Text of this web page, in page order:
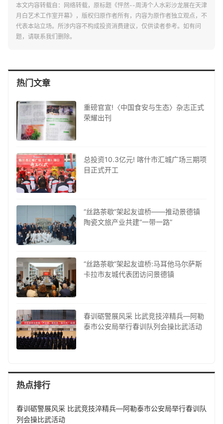
本文内容转载自：网络转载，原标题《怦然--周涛个人水彩沙龙展在天津
月白艺术工作室开幕》，版权归原作者所有，内容为原作者独立观点，不
代表本站立场。所涉内容不构成投资消费建议，仅供读者参考。如有问
题，请联系我们删除。
热门文章
重磅官宣!〈中国食安与生态〉杂志正式
荣耀出刊
总投资10.3亿元! 喀什市汇城广场三期项
目正式开工
“丝路茶歇”架起友谊桥——推动景德镇
陶瓷文旅产业共建“一带一路”
“丝路茶歇”架起友谊桥:马耳他马尔萨斯
卡拉市友城代表团访问景德镇
春训砺警展风采 比武竞技淬精兵—阿勒
泰市公安局举行春训队列会操比武活动
热点排行
春训砺警展风采 比武竞技淬精兵—阿勒泰市公安局举行春训队
列会操比武活动